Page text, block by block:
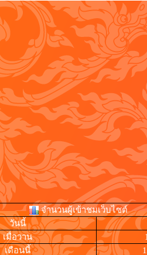
จำนวนผู้เข้าชมเว็บไซต์
วันนี้
เมื่อวาน
เดือนนี้